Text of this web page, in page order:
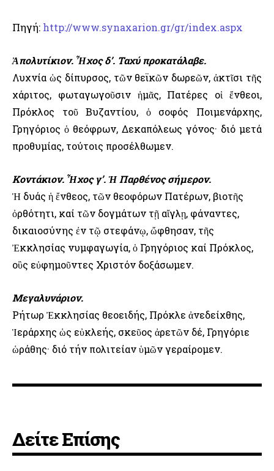
Πηγή: http://www.synaxarion.gr/gr/index.aspx
Ἀπολυτίκιον. Ἦχος δ’. Ταχύ προκατάλαβε.
Λυχνία ὡς δίπυρσος, τῶν θεϊκῶν δωρεῶν, ἀκτῖσι τῆς
χάριτος, φωταγωγοῦσιν ἡμᾶς, Πατέρες οἱ ἔνθεοι,
Πρόκλος τοῦ Βυζαντίου, ὁ σοφός Ποιμενάρχης,
Γρηγόριος ὁ θεόφρων, Δεκαπόλεως γόνος· διό μετά
προθυμίας, τούτοις προσέλθωμεν.
Κοντάκιον. Ἦχος γ’. Ἡ Παρθένος σήμερον.
Ἡ δυάς ἡ ἔνθεος, τῶν θεοφόρων Πατέρων, βιοτῆς
ὀρθότητι, καί τῶν δογμάτων τῇ αἴγλῃ, φάναντες,
δικαιοσύνης ἐν τῷ στεφάνῳ, ὤφθησαν, τῆς
Ἐκκλησίας νυμφαγωγία, ὁ Γρηγόριος καί Πρόκλος,
οὓς εὐφημοῦντες Χριστόν δοξάσωμεν.
Μεγαλυνάριον.
Ρήτωρ Ἐκκλησίας θεοειδής, Πρόκλε ἀνεδείχθης,
Ἱεράρχης ὡς εὐκλεής, σκεῦος ἀρετῶν δέ, Γρηγόριε
ὡράθης· διό τήν πολιτείαν ὑμῶν γεραίρομεν.
Δείτε Επίσης